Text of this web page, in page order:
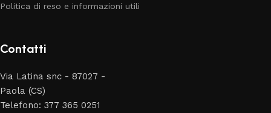
Politica di reso e informazioni utili
Contatti
Via Latina snc - 87027 -
Paola (CS)
Telefono: 377 365 0251